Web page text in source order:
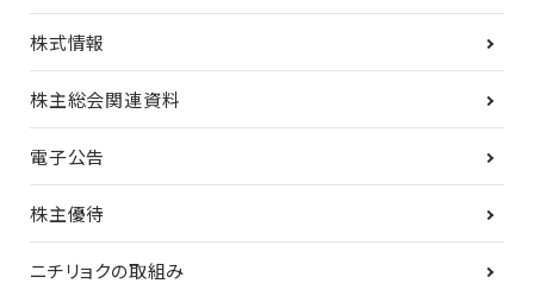
株式情報
株主総会関連資料
電子公告
株主優待
ニチリョクの取組み